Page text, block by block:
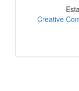
Creative